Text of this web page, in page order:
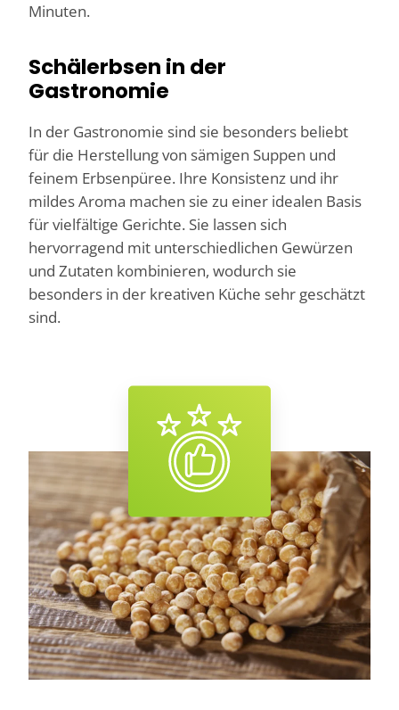
Minuten.
Schälerbsen in der
Gastronomie
In der Gastronomie sind sie besonders beliebt
für die Herstellung von sämigen Suppen und
feinem Erbsenpüree. Ihre Konsistenz und ihr
mildes Aroma machen sie zu einer idealen Basis
für vielfältige Gerichte. Sie lassen sich
hervorragend mit unterschiedlichen Gewürzen
und Zutaten kombinieren, wodurch sie
besonders in der kreativen Küche sehr geschätzt
sind.